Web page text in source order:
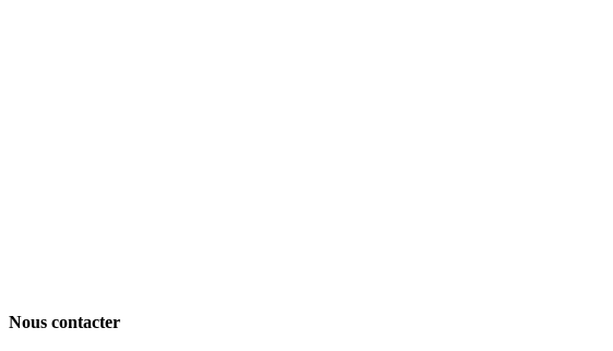
Nous contacter